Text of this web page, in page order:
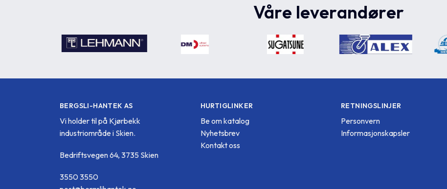
Våre leverandører
BERGSLI-HANTEK AS
Vi holder til på Kjørbekk
industriområde i Skien.
Bedriftsvegen 64, 3735 Skien
3550 3550
HURTIGLINKER
Be om katalog
Nyhetsbrev
Kontakt oss
RETNINGSLINJER
Personvern
Informasjonskapsler